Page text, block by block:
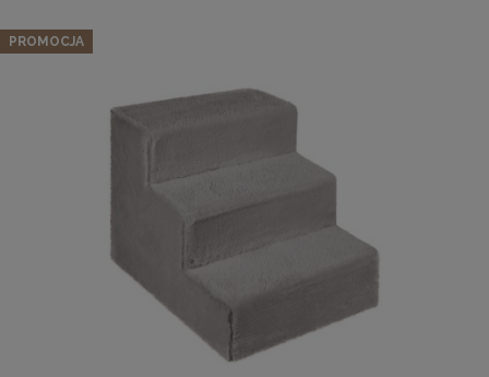
Ramka na zdjęcia 15 x 20 cm czerwona, z naturalnego
DO KOSZYKA
PROMOCJA